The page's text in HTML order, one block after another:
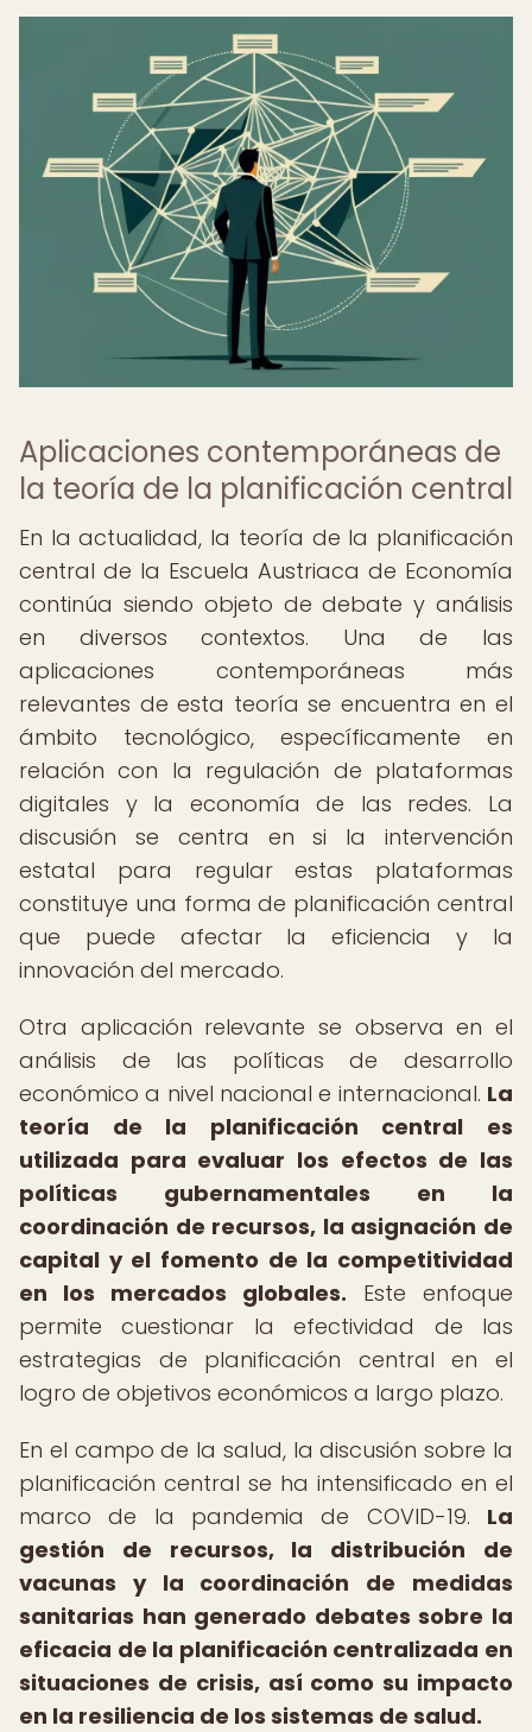
Aplicaciones contemporáneas de
la teoría de la planificación central
En la actualidad, la teoría de la planificación
central de la Escuela Austriaca de Economía
continúa siendo objeto de debate y análisis
en diversos contextos. Una de las
aplicaciones contemporáneas más
relevantes de esta teoría se encuentra en el
ámbito tecnológico, específicamente en
relación con la regulación de plataformas
digitales y la economía de las redes. La
discusión se centra en si la intervención
estatal para regular estas plataformas
constituye una forma de planificación central
que puede afectar la eficiencia y la
innovación del mercado.
Otra aplicación relevante se observa en el
análisis de las políticas de desarrollo
económico a nivel nacional e internacional. La
teoría de la planificación central es
utilizada para evaluar los efectos de las
políticas gubernamentales en la
coordinación de recursos, la asignación de
capital y el fomento de la competitividad
en los mercados globales. Este enfoque
permite cuestionar la efectividad de las
estrategias de planificación central en el
logro de objetivos económicos a largo plazo.
En el campo de la salud, la discusión sobre la
planificación central se ha intensificado en el
marco de la pandemia de COVID-19. La
gestión de recursos, la distribución de
vacunas y la coordinación de medidas
sanitarias han generado debates sobre la
eficacia de la planificación centralizada en
situaciones de crisis, así como su impacto
en la resiliencia de los sistemas de salud.